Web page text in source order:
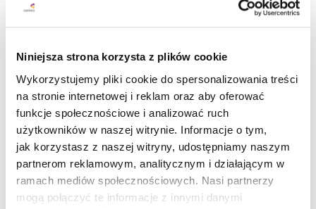
Niniejsza strona korzysta z plików cookie
Wykorzystujemy pliki cookie do spersonalizowania treści
na stronie internetowej i reklam oraz aby oferować
funkcje społecznościowe i analizować ruch
użytkowników w naszej witrynie. Informacje o tym,
jak korzystasz z naszej witryny, udostępniamy naszym
partnerom reklamowym, analitycznym i działającym w
ramach mediów społecznościowych. Nasi partnerzy
mogą połączyć te informacje z innymi danymi
Ewa Woydyłło-Osiatyńska o zdrowiu
psychicznym Liderów IT
Ekskluzywny wywiad z Ewą Woydyłło-Osiatyńską dla IT Manager of
Tomorrow. Sprawdź, jak emocje i samoświadomość wpływają na
zdrowie psychiczne managerów IT. czytaj dalej